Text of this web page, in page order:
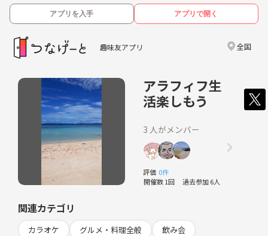
アプリを入手 アプリで開く
趣味友アプリ 全国
アラフィフ生
活楽しもう
3 人がメンバー
評価 0件
開催数 1回 過去参加 6人
関連カテゴリ
カラオケ グルメ・料理全般 飲み会